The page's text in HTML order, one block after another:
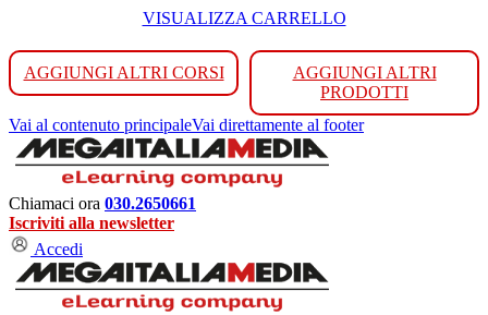
VISUALIZZA CARRELLO
AGGIUNGI ALTRI CORSI
AGGIUNGI ALTRI
PRODOTTI
Vai al contenuto principaleVai direttamente al footer
Chiamaci ora 030.2650661
Iscriviti alla newsletter
Accedi